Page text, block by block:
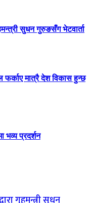
सुधन गुरुङसँग भेटवार्ता
फर्काए मात्रै देश विकास हुन्छ
भव्य प्रदर्शन